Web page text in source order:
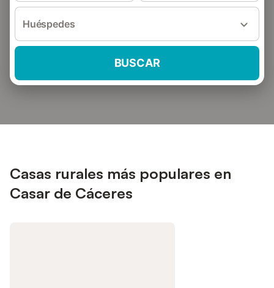
Huéspedes
BUSCAR
Casas rurales más populares en
Casar de Cáceres